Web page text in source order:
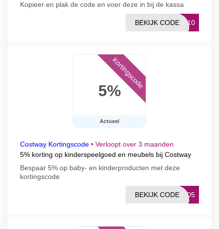
Kopieer en plak de code en voer deze in bij de kassa
UM10
BEKIJK CODE
5%
Actueel
Kortingscode
Costway Kortingscode • Verloopt over 3 maanden
5% korting op kinderspeelgoed en meubels bij Costway
Bespaar 5% op baby- en kinderproducten met deze
kortingscode
IND5
BEKIJK CODE